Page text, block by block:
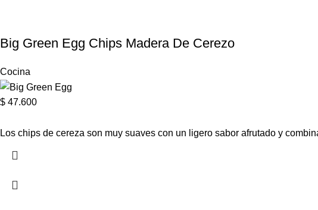
Big Green Egg Chips Madera De Cerezo
Cocina
$ 47.600
Los chips de cereza son muy suaves con un ligero sabor afrutado y